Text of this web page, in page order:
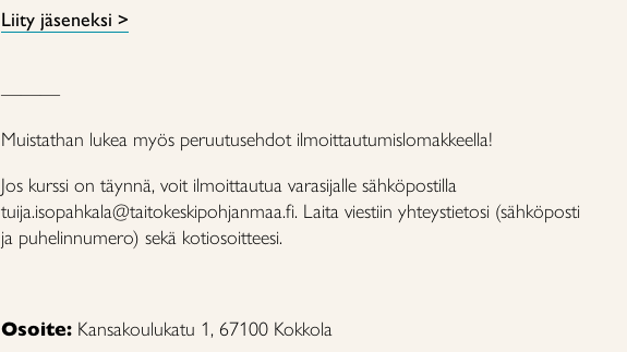
Liity jäseneksi >
———
Muistathan lukea myös peruutusehdot ilmoittautumislomakkeella!
Jos kurssi on täynnä, voit ilmoittautua varasijalle sähköpostilla
tuija.isopahkala@taitokeskipohjanmaa.fi. Laita viestiin yhteystietosi (sähköposti
ja puhelinnumero) sekä kotiosoitteesi.
Osoite: Kansakoulukatu 1, 67100 Kokkola